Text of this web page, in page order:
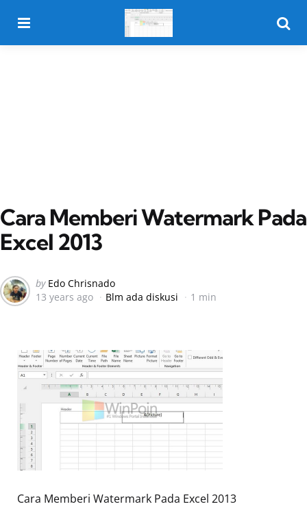
Cara Memberi Watermark Pada
Excel 2013
Posted
by
by Edo Chrisnado
13 years ago
Blm ada diskusi 1 min
Cara Memberi Watermark Pada Excel 2013